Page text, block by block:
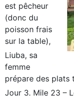
est pêcheur
(donc du
poisson frais
sur la table),
Liuba, sa
femme
prépare des plats
Jour 3. Mile 23 –